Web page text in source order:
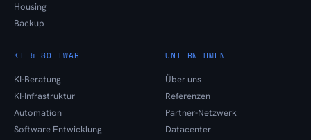
Housing
Backup
KI & SOFTWARE
KI-Beratung
KI-Infrastruktur
Automation
Software Entwicklung
UNTERNEHMEN
Über uns
Referenzen
Partner-Netzwerk
Datacenter